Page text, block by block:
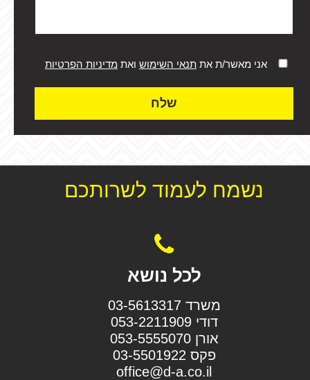
אני מאשר/ת את תנאי השימוש ואת מדיניות הפרטיות
שלח
נשמח לעמוד לשרותכם
לכל נושא
משרד 03-5613317
דודי 053-2211909
אורן 053-5555070
פקס 03-5501922
office@d-a.co.il